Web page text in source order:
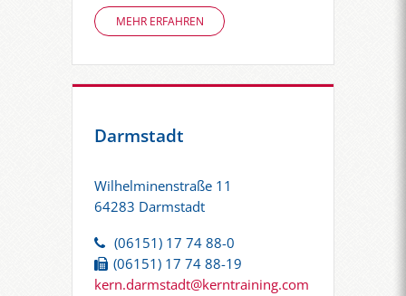
MEHR ERFAHREN
Darmstadt
Wilhelminenstraße 11
64283 Darmstadt
(06151) 17 74 88-0
(06151) 17 74 88-19
kern.darmstadt@kerntraining.com